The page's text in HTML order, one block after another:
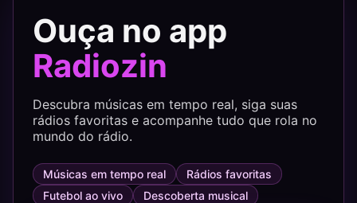
Ouça no app
Radiozin
Descubra músicas em tempo real, siga suas
rádios favoritas e acompanhe tudo que rola no
mundo do rádio.
Músicas em tempo real
Rádios favoritas
Futebol ao vivo
Descoberta musical